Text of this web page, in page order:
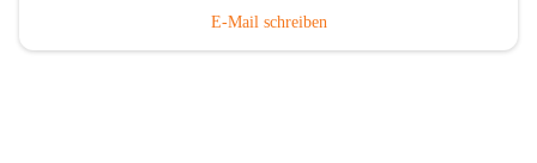
E-Mail schreiben